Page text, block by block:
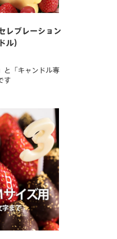
レブレーション
）
と「キャンドル専
す